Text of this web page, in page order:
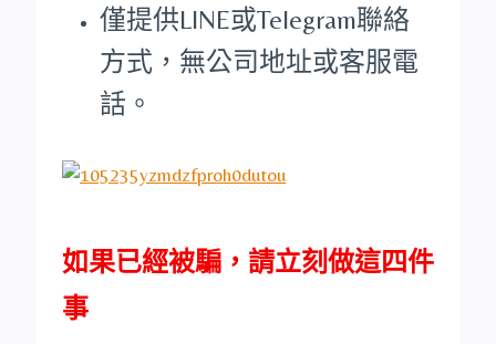
僅提供LINE或Telegram聯絡
方式，無公司地址或客服電
話。
如果已經被騙，請立刻做這四件
事